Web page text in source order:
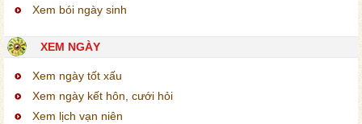
Xem bói ngày sinh
XEM NGÀY
Xem ngày tốt xấu
Xem ngày kết hôn, cưới hỏi
Xem lịch vạn niên